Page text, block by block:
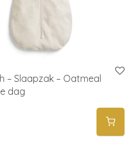
– Slaapzak – Oatmeal
dag